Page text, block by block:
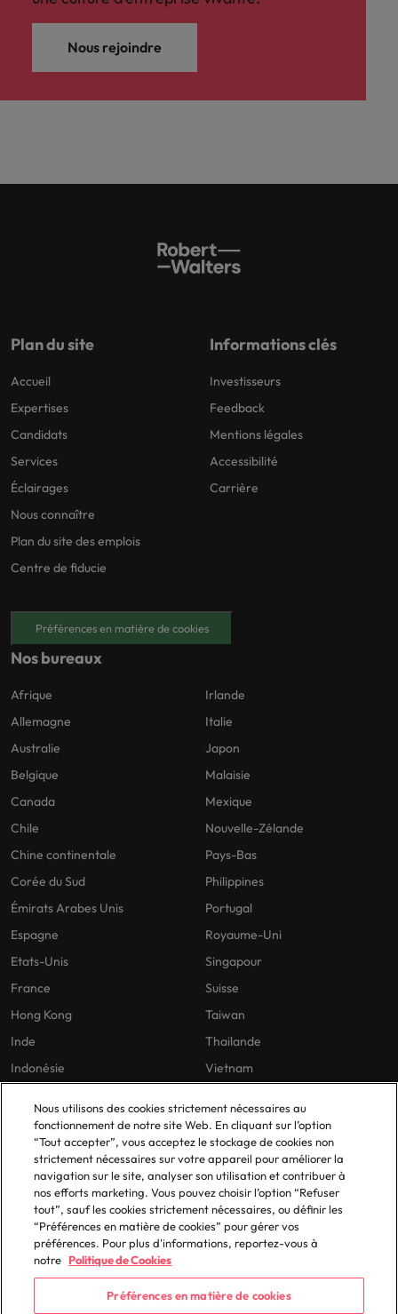
Nous rejoindre
Plan du site
Accueil
Expertises
Candidats
Services
Éclairages
Nous connaître
Plan du site des emplois
Centre de fiducie
Informations clés
Investisseurs
Feedback
Mentions légales
Accessibilité
Carrière
Préférences en matière de cookies
Nos bureaux
Afrique
Allemagne
Australie
Belgique
Canada
Chile
Chine continentale
Corée du Sud
Émirats Arabes Unis
Espagne
Etats-Unis
France
Hong Kong
Inde
Indonésie
Irlande
Italie
Japon
Malaisie
Mexique
Nouvelle-Zélande
Pays-Bas
Philippines
Portugal
Royaume-Uni
Singapour
Suisse
Taiwan
Thailande
Vietnam
Nos politiques
Politique de confidentialité
Politique de cookies
Bibliothèque de politiques
En France
Lyon
Paris
Nous utilisons des cookies strictement nécessaires au
fonctionnement de notre site Web. En cliquant sur l’option
“Tout accepter”, vous acceptez le stockage de cookies non
strictement nécessaires sur votre appareil pour améliorer la
navigation sur le site, analyser son utilisation et contribuer à
nos efforts marketing. Vous pouvez choisir l’option “Refuser
tout”, sauf les cookies strictement nécessaires, ou définir les
“Préférences en matière de cookies” pour gérer vos
préférences. Pour plus d'informations, reportez-vous à
notre Politique de Cookies
Préférences en matière de cookies